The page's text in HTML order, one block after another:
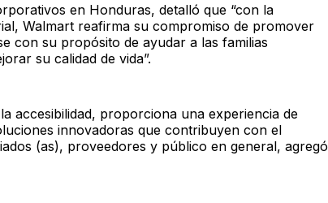
en Honduras, detalló que “con la
Walmart reafirma su compromiso de promover
con su propósito de ayudar a las familias
su calidad de vida”.
accesibilidad, proporciona una experiencia de
innovadoras que contribuyen con el
(as), proveedores y público en general, agregó